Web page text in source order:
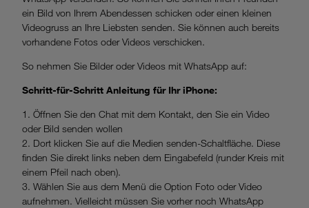
ein Bild von Ihrem Abendessen schicken oder einen kleinen
Videogruss an Ihre Liebsten senden. Sie können auch bereits
vorhandene Fotos oder Videos verschicken.
So nehmen Sie Bilder oder Videos mit WhatsApp auf:
Schritt-für-Schritt Anleitung für Ihr iPhone:
1. Öffnen Sie den Chat mit dem Kontakt, den Sie ein Video
oder Bild senden wollen
2. Dort klicken Sie auf die Medien senden-Schaltfläche. Diese
finden Sie direkt links neben dem Eingabefeld (runder Kreis mit
einem Pfeil nach oben).
3. Wählen Sie aus dem Menü die Option Foto oder Video
aufnehmen. Vielleicht müssen Sie vorher noch WhatsApp